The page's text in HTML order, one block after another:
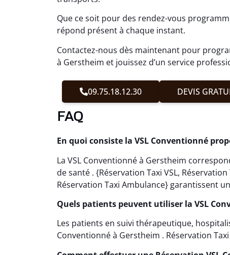
Que ce soit pour des rendez-vous
répond présent à chaque instant.
Contactez-nous dès maintenant pour
à Gerstheim et jouissez d’un service
09.75.18.12.30 DEVIS
FAQ
En quoi consiste la VSL Conventionné
La VSL Conventionné à Gerstheim
de santé . {Réservation Taxi VSL,
Réservation Taxi Ambulance} garantissent
Quels patients peuvent utiliser la VSL
Les patients en suivi thérapeutique,
Conventionné à Gerstheim . Réservation